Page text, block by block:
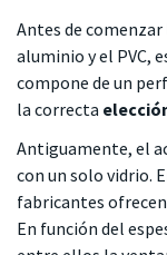
Antes de
aluminio y el PVC,
compone de un
la correcta
Antiguamente, el
con un solo vidrio.
fabricantes
En función del